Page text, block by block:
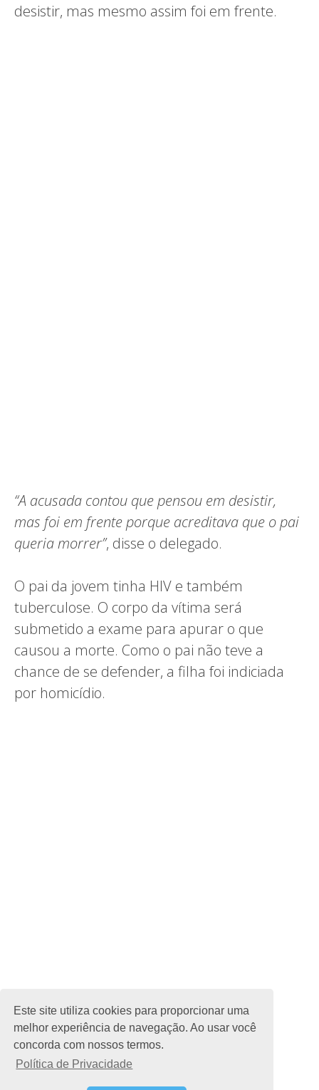
Este site utiliza cookies para proporcionar uma
melhor experiência de navegação. Ao usar você
concorda com nossos termos.
Política de Privacidade
desistir, mas mesmo assim foi em frente.
“A acusada contou que pensou em desistir,
mas foi em frente porque acreditava que o pai
queria morrer”, disse o delegado.
O pai da jovem tinha HIV e também
tuberculose. O corpo da vítima será
submetido a exame para apurar o que
causou a morte. Como o pai não teve a
chance de se defender, a filha foi indiciada
por homicídio.